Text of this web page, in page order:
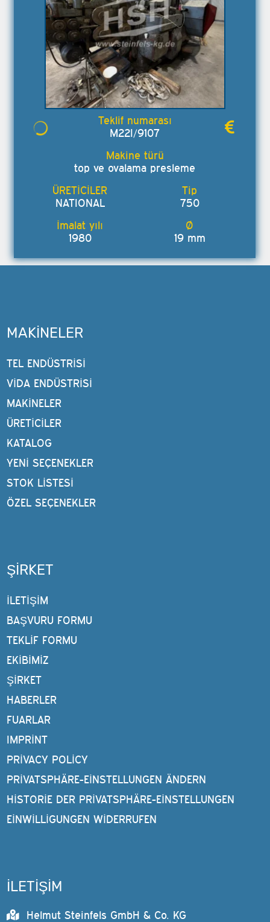
M22I/9107
top ve ovalama presleme
NATIONAL 750
1980 19 mm
MAKINELER
TEL ENDÜSTRISI
VIDA ENDÜSTRISI
MAKINELER
ÜRETİCİLER
KATALOG
YENI SEÇENEKLER
STOK LISTESI
ÖZEL SEÇENEKLER
ŞIRKET
İLETİŞİM
BAŞVURU FORMU
TEKLIF FORMU
EKIBIMIZ
ŞIRKET
HABERLER
FUARLAR
IMPRINT
PRIVACY POLICY
PRIVATSPHÄRE-EINSTELLUNGEN ÄNDERN
HISTORIE DER PRIVATSPHÄRE-EINSTELLUNGEN
EINWILLIGUNGEN WIDERRUFEN
İLETİŞİM
Helmut Steinfels GmbH & Co. KG